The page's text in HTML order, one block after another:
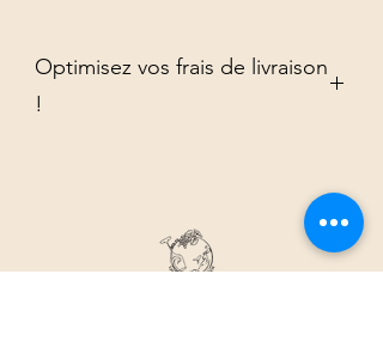
Optimisez vos frais de livraison
!